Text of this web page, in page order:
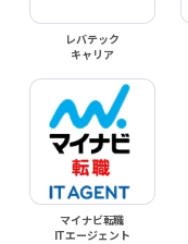
レバテック
キャリア
マイナビ転職
ITエージェント